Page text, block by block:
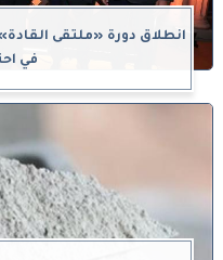
انطلاق دورة «ملتقى
في